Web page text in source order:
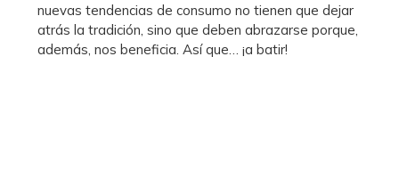
nuevas tendencias de consumo no tienen que dejar
atrás la tradición, sino que deben abrazarse porque,
además, nos beneficia. Así que… ¡a batir!